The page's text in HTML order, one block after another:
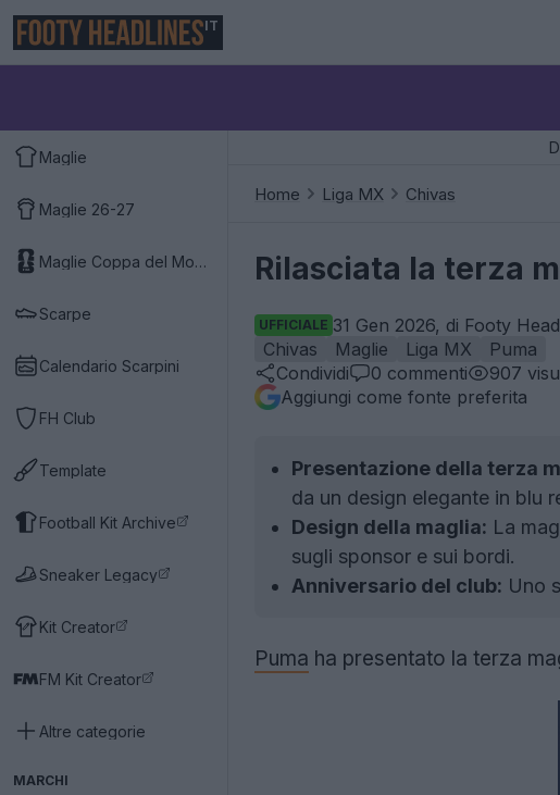
IT
Maglie
Maglie 26-27
Maglie Coppa del Mondo 2026
Scarpe
Calendario Scarpini
FH Club
Template
Football Kit Archive
Sneaker Legacy
Kit Creator
FM Kit Creator
Altre categorie
MARCHI
Home Liga MX Chivas
Rilasciata la terza
UFFICIALE 31 Gen 2026, di Footy
Chivas
Maglie Liga MX
Puma
Condividi
0 commenti 907
Aggiungi come fonte preferita
Presentazione della terza
da un design elegante in blu
Design della maglia: La
sugli sponsor e sui bordi.
Anniversario del club: Uno
Puma ha presentato la terza